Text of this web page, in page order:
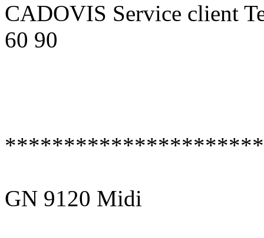
CADOVIS Service client
60 90
GN 9120 Midi